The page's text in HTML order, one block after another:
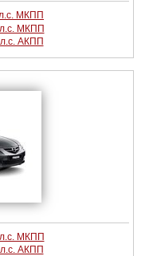
МКПП
л.с. МКПП
АКПП
л.с. МКПП
АКПП